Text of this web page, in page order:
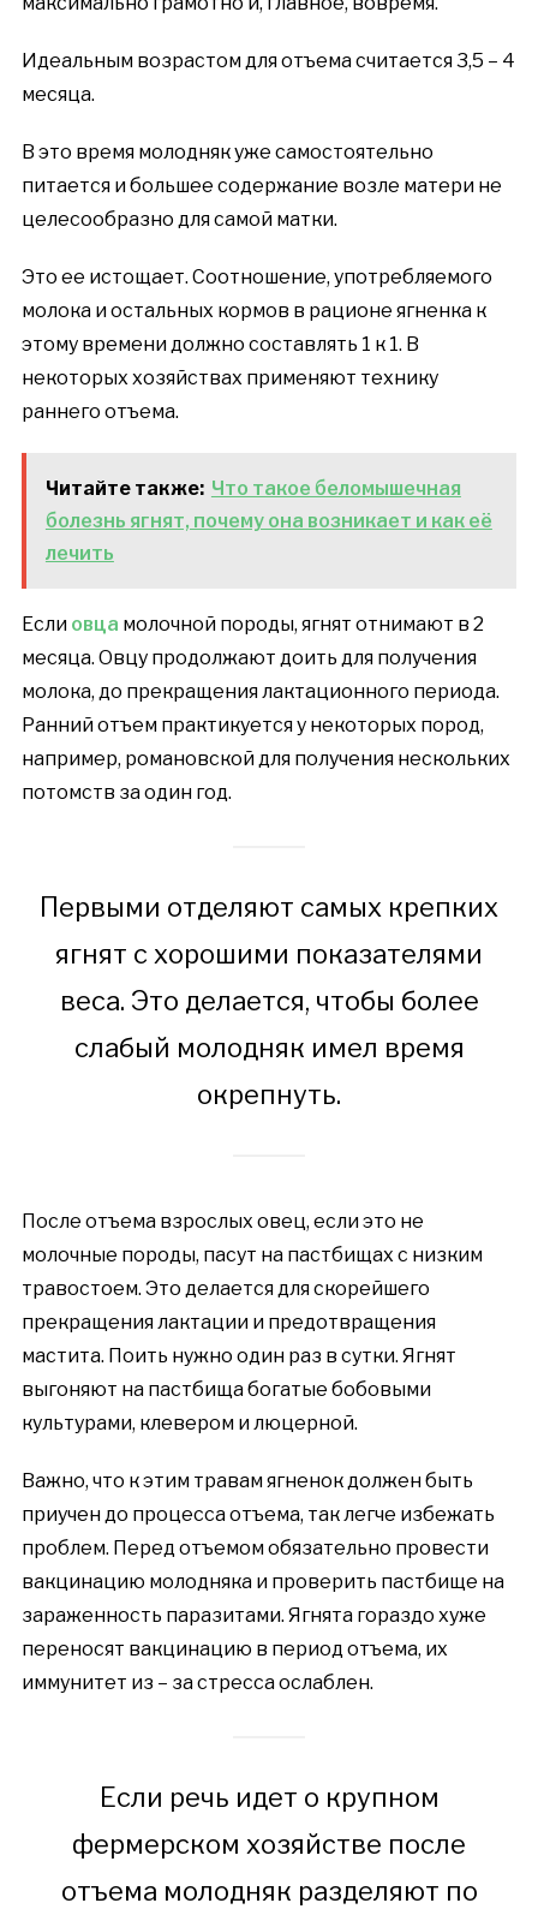
Идеальным возрастом для отъема считается 3,5 – 4
месяца.
В это время молодняк уже самостоятельно
питается и большее содержание возле матери не
целесообразно для самой матки.
Это ее истощает. Соотношение, употребляемого
молока и остальных кормов в рационе ягненка к
этому времени должно составлять 1 к 1. В
некоторых хозяйствах применяют технику
раннего отъема.
Читайте также: Что такое беломышечная
болезнь ягнят, почему она возникает и как её
лечить
Если овца молочной породы, ягнят отнимают в 2
месяца. Овцу продолжают доить для получения
молока, до прекращения лактационного периода.
Ранний отъем практикуется у некоторых пород,
например, романовской для получения нескольких
потомств за один год.
Первыми отделяют самых крепких
ягнят с хорошими показателями
веса. Это делается, чтобы более
слабый молодняк имел время
окрепнуть.
После отъема взрослых овец, если это не
молочные породы, пасут на пастбищах с низким
травостоем. Это делается для скорейшего
прекращения лактации и предотвращения
мастита. Поить нужно один раз в сутки. Ягнят
выгоняют на пастбища богатые бобовыми
культурами, клевером и люцерной.
Важно, что к этим травам ягненок должен быть
приучен до процесса отъема, так легче избежать
проблем. Перед отъемом обязательно провести
вакцинацию молодняка и проверить пастбище на
зараженность паразитами. Ягнята гораздо хуже
переносят вакцинацию в период отъема, их
иммунитет из – за стресса ослаблен.
Если речь идет о крупном
фермерском хозяйстве после
отъема молодняк разделяют по